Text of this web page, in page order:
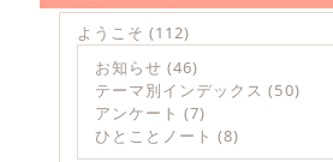
ようこそ (112)
お知らせ (46)
テーマ別インデックス (50)
アンケート (7)
ひとことノート (8)